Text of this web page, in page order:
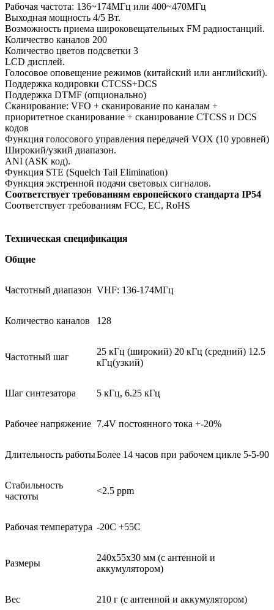
Рабочая частота: 136~174МГц или 400~470МГц
Выходная мощность 4/5 Вт.
Возможность приема широковещательных FM радиостанций.
Количество каналов 200
Количество цветов подсветки 3
LCD дисплей.
Голосовое оповещение режимов (китайский или английский).
Поддержка кодировки CTCSS+DCS
Поддержка DTMF (опционально)
Сканирование: VFO + сканирование по каналам +
приоритетное сканирование + сканирование CTCSS и DCS
кодов
Функция голосового управления передачей VOX (10 уровней)
Широкий/узкий диапазон.
ANI (ASK код).
Функция STE (Squelch Tail Elimination)
Функция экстренной подачи световых сигналов.
Соответствует требованиям европейского стандарта IP54
Соответствует требованиям FCC, EC, RoHS
Техническая спецификация
Общие
Частотный диапазон VHF: 136-174МГц
Количество каналов 128
Частотный шаг
25 кГц (широкий) 20 кГц (средний) 12.5
кГц(узкий)
Шаг синтезатора 5 кГц, 6.25 кГц
Рабочее напряжение 7.4V постоянного тока +-20%
Длительность работыБолее 14 часов при рабочем цикле 5-5-90
Стабильность
частоты
<2.5 ppm
Рабочая температура -20С +55С
Размеры
240х55х30 мм (с антенной и
аккумулятором)
Вес 210 г (с антенной и аккумулятором)